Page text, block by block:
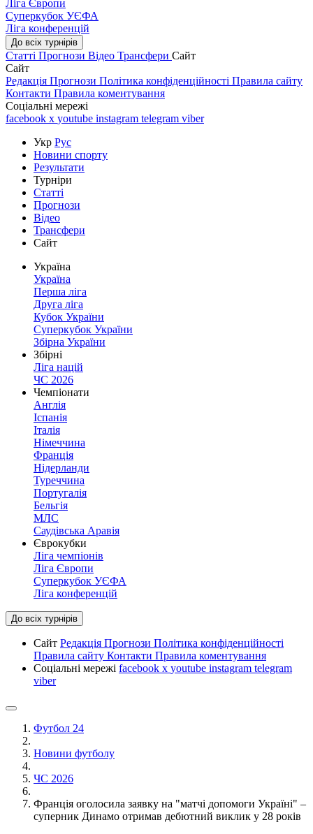
Ліга Європи
Суперкубок УЄФА
Ліга конференцій
До всіх турнірів
Статті Прогнози Відео Трансфери Сайт
Сайт
Редакція Прогнози Політика конфіденційності Правила сайту
Контакти Правила коментування
Соціальні мережі
facebook x youtube instagram telegram viber
Укр Рус
Новини спорту
Результати
Турніри
Статті
Прогнози
Відео
Трансфери
Сайт
Україна
Україна
Перша ліга
Друга ліга
Кубок України
Суперкубок України
Збірна України
Збірні
Ліга націй
ЧС 2026
Чемпіонати
Англія
Іспанія
Італія
Німеччина
Франція
Нідерланди
Туреччина
Португалія
Бельгія
МЛС
Саудівська Аравія
Єврокубки
Ліга чемпіонів
Ліга Європи
Суперкубок УЄФА
Ліга конференцій
До всіх турнірів
Сайт Редакція Прогнози Політика конфіденційності
Правила сайту Контакти Правила коментування
Соціальні мережі facebook x youtube instagram telegram
viber
Футбол 24
Новини футболу
ЧС 2026
Франція оголосила заявку на "матчі допомоги Україні" –
суперник Динамо отримав дебютний виклик у 28 років